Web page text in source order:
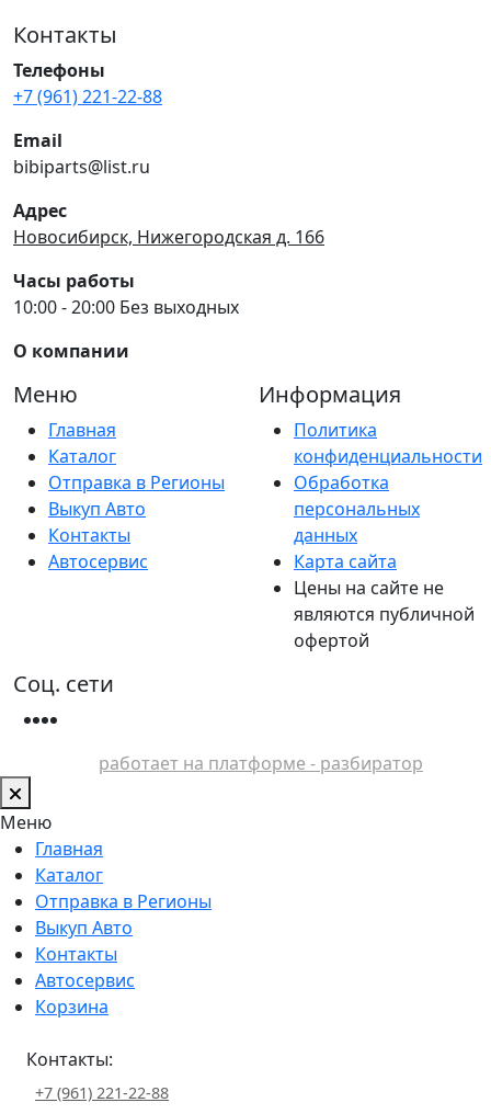
Контакты
Телефоны
+7 (961) 221-22-88
Email
bibiparts@list.ru
Адрес
Новосибирск, Нижегородская д. 166
Часы работы
10:00 - 20:00 Без выходных
О компании
Меню
Главная
Каталог
Отправка в Регионы
Выкуп Авто
Контакты
Автосервис
Информация
Политика
конфиденциальности
Обработка
персональных
данных
Карта сайта
Цены на сайте не
являются публичной
офертой
Соц. сети
работает на платформе - разбиратор
Меню
Главная
Каталог
Отправка в Регионы
Выкуп Авто
Контакты
Автосервис
Корзина
Контакты:
+7 (961) 221-22-88